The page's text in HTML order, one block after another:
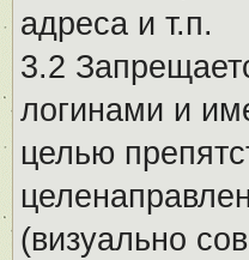
адреса и т.п.
3.2
логинами и
целью
(визуально